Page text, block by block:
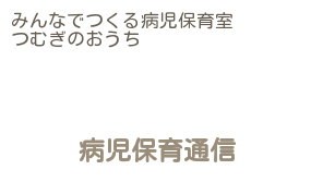
みんなでつくる病児保育室
つむぎのおうち
病児保育通信